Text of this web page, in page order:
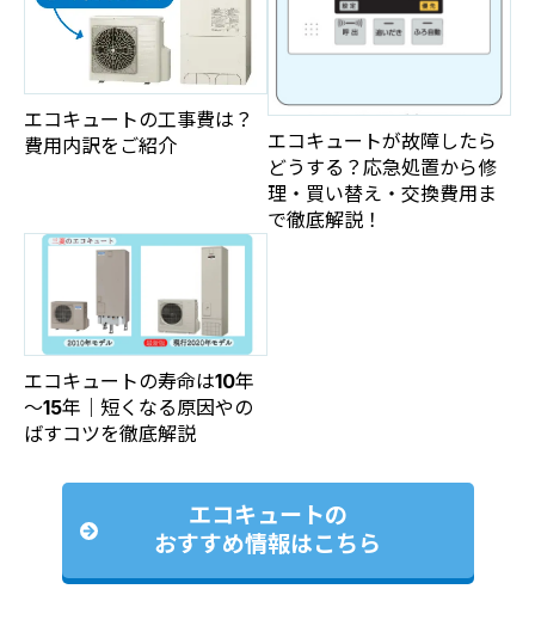
エコキュートの工事費は？
費用内訳をご紹介
エコキュートが故障したら
どうする？応急処置から修
理・買い替え・交換費用ま
で徹底解説！
エコキュートの寿命は10年
～15年｜短くなる原因やの
ばすコツを徹底解説
エコキュートの
おすすめ情報はこちら